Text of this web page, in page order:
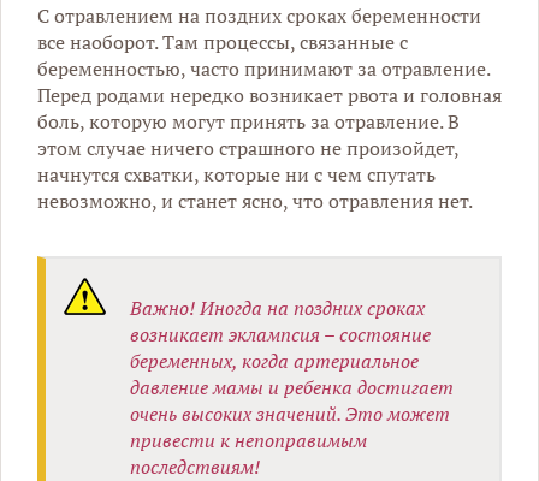
С отравлением на поздних сроках беременности
все наоборот. Там процессы, связанные с
беременностью, часто принимают за отравление.
Перед родами нередко возникает рвота и головная
боль, которую могут принять за отравление. В
этом случае ничего страшного не произойдет,
начнутся схватки, которые ни с чем спутать
невозможно, и станет ясно, что отравления нет.
Важно! Иногда на поздних сроках
возникает эклампсия – состояние
беременных, когда артериальное
давление мамы и ребенка достигает
очень высоких значений. Это может
привести к непоправимым
последствиям!